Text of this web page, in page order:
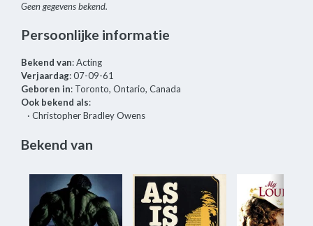
Geen gegevens bekend.
Persoonlijke informatie
Bekend van: Acting
Verjaardag: 07-09-61
Geboren in: Toronto, Ontario, Canada
Ook bekend als:
· Christopher Bradley Owens
Bekend van